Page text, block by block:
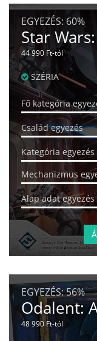
EGYEZÉS: 60%
Star
44 990 Ft-tól
SZÉRIA
Fő kategória
Család egyezés
Kategória egyezés
Mechanizmus
Alap adat egyezés
EGYEZÉS:56%
Odalent:
48 990 Ft-tól